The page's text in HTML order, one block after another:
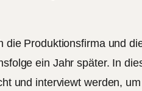
die Produktionsfirma und
ein Jahr später. In
und interviewt werden,